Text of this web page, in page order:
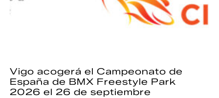
Vigo acogerá el Campeonato de
España de BMX Freestyle Park
2026 el 26 de septiembre